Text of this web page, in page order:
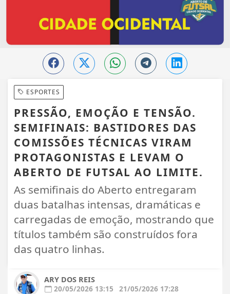
ESPORTES
PRESSÃO, EMOÇÃO E TENSÃO.
SEMIFINAIS: BASTIDORES DAS
COMISSÕES TÉCNICAS VIRAM
PROTAGONISTAS E LEVAM O
ABERTO DE FUTSAL AO LIMITE.
As semifinais do Aberto entregaram
duas batalhas intensas, dramáticas e
carregadas de emoção, mostrando que
títulos também são construídos fora
das quatro linhas.
ARY DOS REIS
20/05/2026 13:15
21/05/2026 17:28